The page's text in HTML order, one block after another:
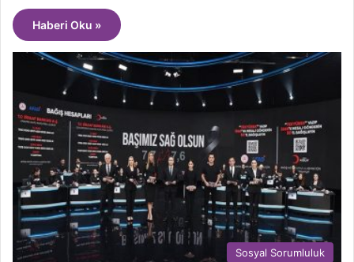
Haberi Oku »
Sosyal Sorumluluk